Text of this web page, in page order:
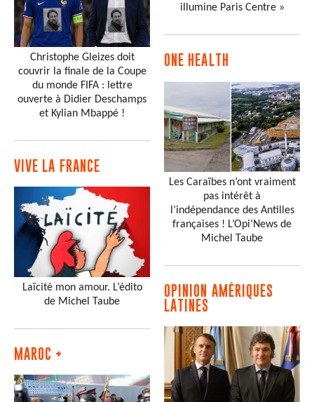
Christophe Gleizes doit
couvrir la finale de la Coupe
du monde FIFA : lettre
ouverte à Didier Deschamps
et Kylian Mbappé !
VIVE LA FRANCE
Laïcité mon amour. L’édito
de Michel Taube
MAROC +
illumine Paris Centre »
ONE HEALTH
Les Caraïbes n’ont vraiment
pas intérêt à
l’indépendance des Antilles
françaises ! L’Opi’News de
Michel Taube
OPINION AMÉRIQUES
LATINES